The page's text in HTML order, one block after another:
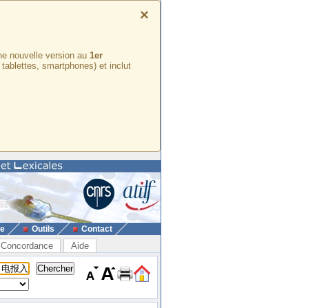
×
nouvelle version au 1er
smartphones) et inclut
Outils Contact
Concordance Aide